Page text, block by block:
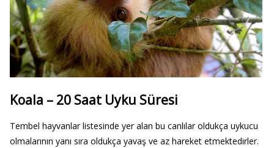
Koala – 20 Saat Uyku Süresi
Tembel hayvanlar listesinde yer alan bu canlılar oldukça uykucu
olmalarının yanı sıra oldukça yavaş ve az hareket etmektedirler.